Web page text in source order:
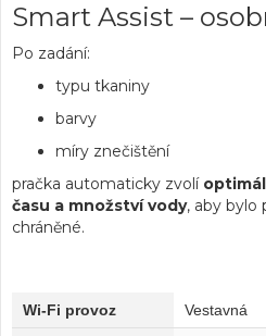
Smart Assist –
Po zadání:
typu tkaniny
barvy
míry znečištění
pračka automaticky zvolí
času a množství vody, aby bylo
chráněné.
Wi-Fi provoz Vestavná